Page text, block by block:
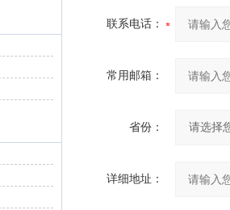
联系电话：
常用邮箱：
省份：
详细地址：